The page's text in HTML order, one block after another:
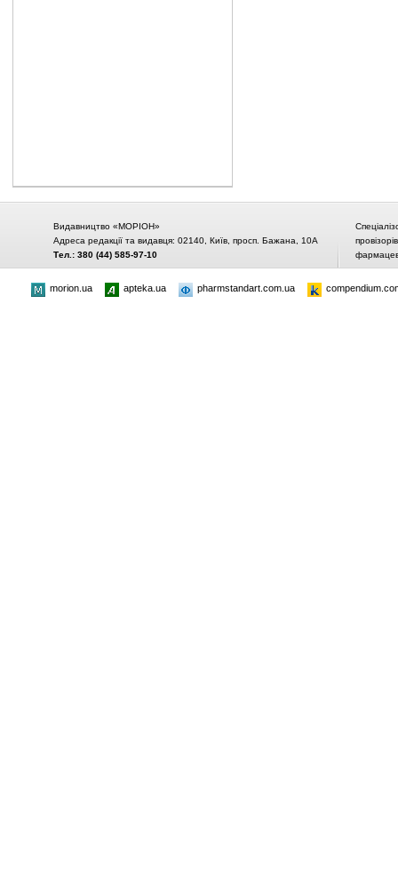
Видавництво «МОРІОН»
Адреса редакції та видавця: 02140, Київ, просп. Бажана, 10А
Тел.: 380 (44) 585-97-10
morion.ua apteka.ua pharmstandart.com.ua